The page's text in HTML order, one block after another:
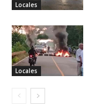
Locales
Locales